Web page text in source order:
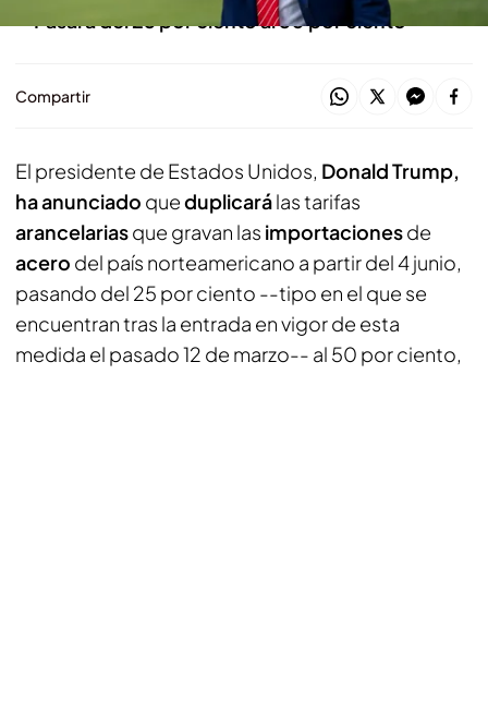
Pasará del 25 por ciento al 50 por ciento
Compartir
El presidente de Estados Unidos, Donald Trump,
ha anunciado queduplicarálas tarifas
arancelariasque gravan las importacionesde
acero del país norteamericano a partir del 4 junio,
pasando del 25 por ciento --tipo en el que se
encuentran tras la entrada en vigor de esta
medida el pasado 12 de marzo-- al 50 por ciento,